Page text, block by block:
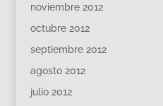
noviembre 2012
octubre 2012
septiembre 2012
agosto 2012
julio 2012